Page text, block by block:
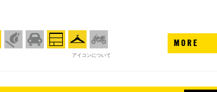
アイコンについて
MORE